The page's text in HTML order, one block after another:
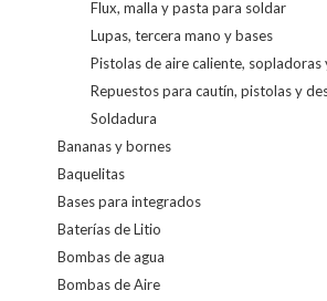
Flux, malla y pasta para soldar
Lupas, tercera mano y bases
Pistolas de aire caliente,
Repuestos para cautín, pistolas y
Soldadura
Bananas y bornes
Baquelitas
Bases para integrados
Baterías de Litio
Bombas de agua
Bombas de Aire